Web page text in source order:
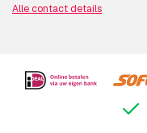
Alle contact details